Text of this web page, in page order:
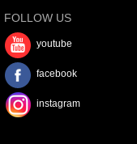
FOLLOW US
youtube
facebook
instagram